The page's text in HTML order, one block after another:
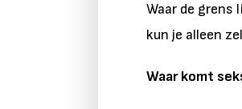
Waar de
kun je alleen
Waar komt